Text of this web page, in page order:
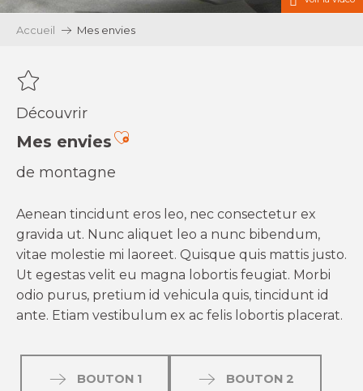
Accueil Mes envies
Découvrir
Mes enviesAjouter aux favoris
de montagne
Aenean tincidunt eros leo, nec consectetur ex
gravida ut. Nunc aliquet leo a nunc bibendum,
vitae molestie mi laoreet. Quisque quis mattis justo.
Ut egestas velit eu magna lobortis feugiat. Morbi
odio purus, pretium id vehicula quis, tincidunt id
ante. Etiam vestibulum ex ac felis lobortis placerat.
BOUTON 1 BOUTON 2